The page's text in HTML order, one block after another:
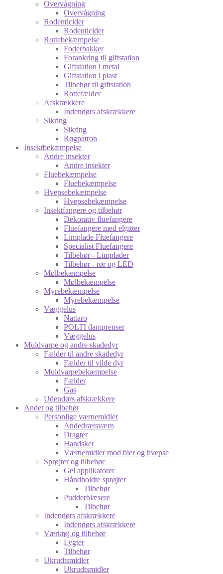
Overvågning
Overvågning
Rodenticider
Rodenticider
Rottebekæmpelse
Foderbakker
Forankring til giftstation
Giftstation i metal
Giftstation i plast
Tilbehør til giftstation
Rottefælder
Afskrækkere
Indendørs afskrækkere
Sikring
Sikring
Røgpatron
Insektbekæmpelse
Andre insekter
Andre insekter
Fluebekæmpelse
Fluebekæmpelse
Hvepsebekæmpelse
Hvepsebekæmpelse
Insektfangere og tilbehør
Dekorativ fluefangere
Fluefangere med elgitter
Limplade Fluefangere
Specialist Fluefangere
Tilbehør - Limplader
Tilbehør - rør og LED
Mølbekæmpelse
Mølbekæmpelse
Myrebekæmpelse
Myrebekæmpelse
Væggelus
Nattaro
POLTI damprenser
Væggelus
Muldvarpe og andre skadedyr
Fælder til andre skadedyr
Fælder til vilde dyr
Muldvarpebekæmpelse
Fælder
Gas
Udendørs afskrækkere
Andet og tilbehør
Personlige værnemidler
Åndedrætsværn
Dragter
Handsker
Værnemidler mod bier og hvepse
Sprøjter og tilbehør
Gel applikatorer
Håndholdte sprøjter
Tilbehør
Pudderblæsere
Tilbehør
Indendørs afskrækkere
Indendørs afskrækkere
Værktøj og tilbehør
Lygter
Tilbehør
Ukrudtsmidler
Ukrudtsmidler